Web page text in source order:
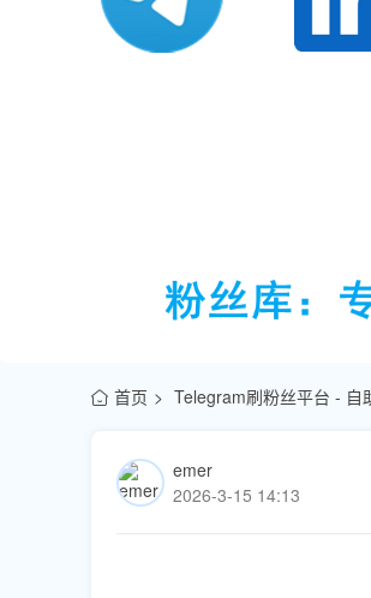
首页 Telegram刷粉丝平台 - 自
emer
2026-3-15 14:13